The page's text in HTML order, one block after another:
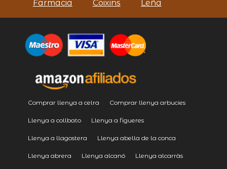
Farmacia Coixins Leña
Comprar llenya a celra Comprar llenya arbucies
Llenya a collbato Llenya a figueres
Llenya a llagostera Llenya abella de la conca
Llenya abrera Llenya alcanó Llenya alcarràs